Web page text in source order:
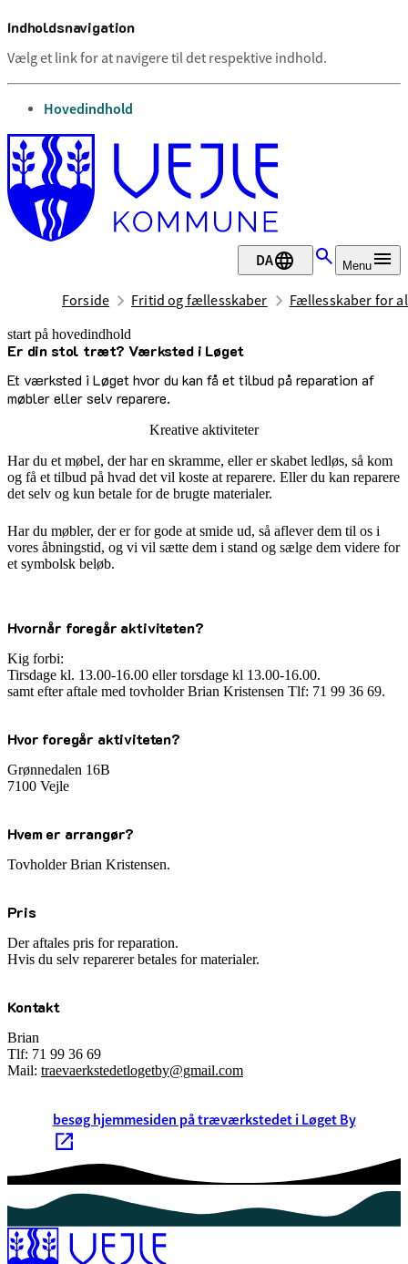
Indholdsnavigation
Vælg et link for at navigere til det respektive indhold.
gå til
Hovedindhold
DA Menu
Forside Fritid og fællesskaber Fællesskaber for
start på hovedindhold
Er din stol træt? Værksted i Løget
Et værksted i Løget hvor du kan få et tilbud på reparation af
møbler eller selv reparere.
senest opdateret 3. juli 2026
Kreative aktiviteter
Har du et møbel, der har en skramme, eller er skabet ledløs, så kom
og få et tilbud på hvad det vil koste at reparere. Eller du kan reparere
det selv og kun betale for de brugte materialer.
Har du møbler, der er for gode at smide ud, så aflever dem til os i
vores åbningstid, og vi vil sætte dem i stand og sælge dem videre for
et symbolsk beløb.
Hvornår foregår aktiviteten?
Kig forbi:
Tirsdage kl. 13.00-16.00 eller torsdage kl 13.00-16.00.
samt efter aftale med tovholder Brian Kristensen Tlf: 71 99 36 69.
Hvor foregår aktiviteten?
Grønnedalen 16B
7100 Vejle
Hvem er arrangør?
Tovholder Brian Kristensen.
Pris
Der aftales pris for reparation.
Hvis du selv reparerer betales for materialer.
Kontakt
Brian
Tlf: 71 99 36 69
Mail: traevaerkstedetlogetby@gmail.com
besøg hjemmesiden på træværkstedet i Løget By